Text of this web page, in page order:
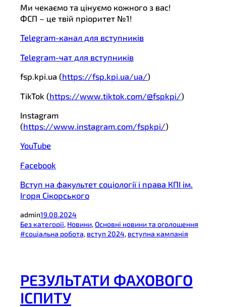
Ми чекаємо та цінуємо кожного з вас!
ФСП – це твій пріоритет №1!
Telegram-канал для вступників
Telegram-чат для вступників
fsp.kpi.ua (https://fsp.kpi.ua/ua/)
TikTok (https://www.tiktok.com/@fspkpi/)
Instagram
(https://www.instagram.com/fspkpi/)
YouTube
Facebook
Вступ на факультет соціології і права КПІ ім.
Ігоря Сікорського
admin19.08.2024
Без категорії, Новини, Основні новини та оголошення
#соціальна робота, вступ 2024, вступна кампанія
РЕЗУЛЬТАТИ ФАХОВОГО
ІСПИТУ